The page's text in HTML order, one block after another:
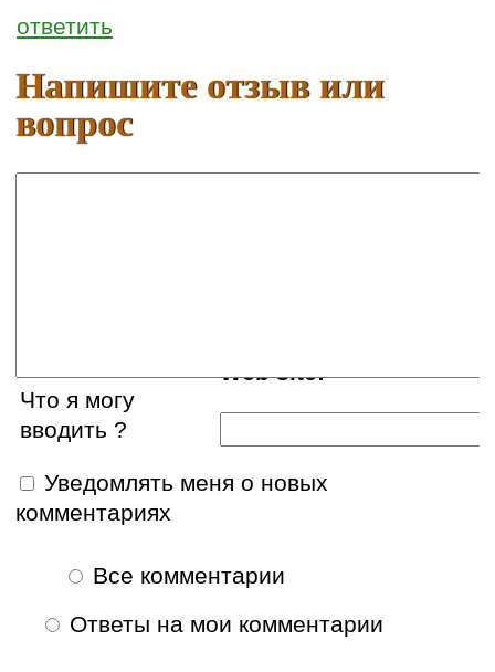
ответить
Напишите отзыв или
вопрос
Web site:
Что я могу
вводить ?
Уведомлять меня о новых
комментариях
Все комментарии
Ответы на мои комментарии